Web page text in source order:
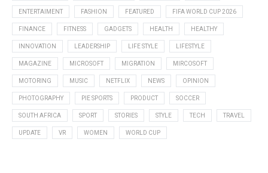
ENTERTAIMENT FASHION FEATURED FIFA WORLD CUP 2026
FINANCE FITNESS GADGETS HEALTH HEALTHY
INNOVATION LEADERSHIP LIFE STYLE LIFESTYLE
MAGAZINE MICROSOFT MIGRATION MIRCOSOFT
MOTORING MUSIC NETFLIX NEWS OPINION
PHOTOGRAPHY PIE SPORTS PRODUCT SOCCER
SOUTH AFRICA SPORT STORIES STYLE TECH TRAVEL
UPDATE VR WOMEN WORLD CUP